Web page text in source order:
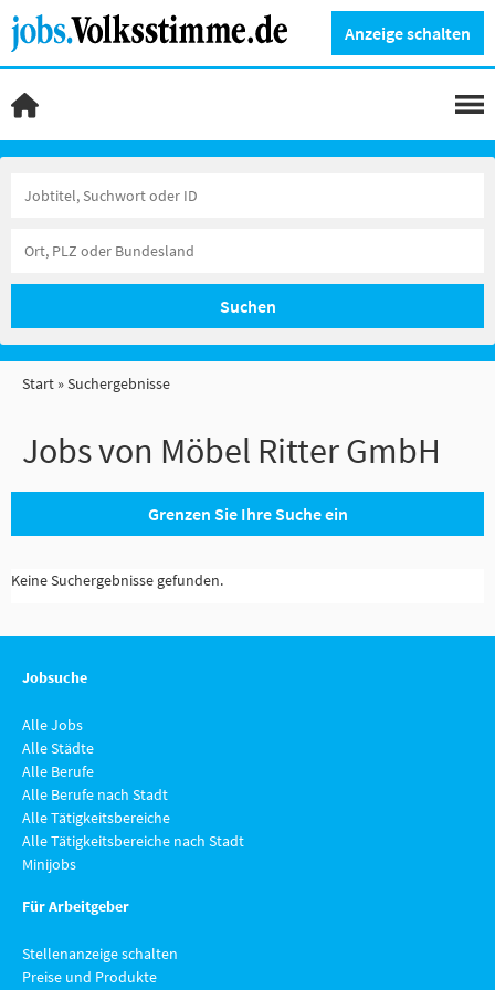
Anzeige schalten
Suchen
Start Suchergebnisse
Jobs von Möbel Ritter GmbH
Grenzen Sie Ihre Suche ein
Keine Suchergebnisse gefunden.
Jobsuche
Alle Jobs
Alle Städte
Alle Berufe
Alle Berufe nach Stadt
Alle Tätigkeitsbereiche
Alle Tätigkeitsbereiche nach Stadt
Minijobs
Für Arbeitgeber
Stellenanzeige schalten
Preise und Produkte